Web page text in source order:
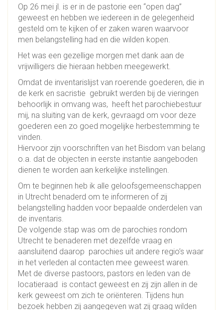
Op 26 mei jl. is er in de pastorie een “open dag”
geweest en hebben we iedereen in de gelegenheid
gesteld om te kijken of er zaken waren waarvoor
men belangstelling had en die wilden kopen.
Het was een gezellige morgen met dank aan de
vrijwilligers die hieraan hebben meegewerkt.
Omdat de inventarislijst van roerende goederen, die in
de kerk en sacristie gebruikt werden bij de vieringen
behoorlijk in omvang was, heeft het parochiebestuur
mij, na sluiting van de kerk, gevraagd om voor deze
goederen een zo goed mogelijke herbestemming te
vinden.
Hiervoor zijn voorschriften van het Bisdom van belang
o.a. dat de objecten in eerste instantie aangeboden
dienen te worden aan kerkelijke instellingen.
Om te beginnen heb ik alle geloofsgemeenschappen
in Utrecht benaderd om te informeren of zij
belangstelling hadden voor bepaalde onderdelen van
de inventaris.
De volgende stap was om de parochies rondom
Utrecht te benaderen met dezelfde vraag en
aansluitend daarop parochies uit andere regio’s waar
in het verleden al contacten mee geweest waren.
Met de diverse pastoors, pastors en leden van de
locatieraad is contact geweest en zij zijn allen in de
kerk geweest om zich te oriënteren. Tijdens hun
bezoek hebben zij aangegeven wat zij graag wilden